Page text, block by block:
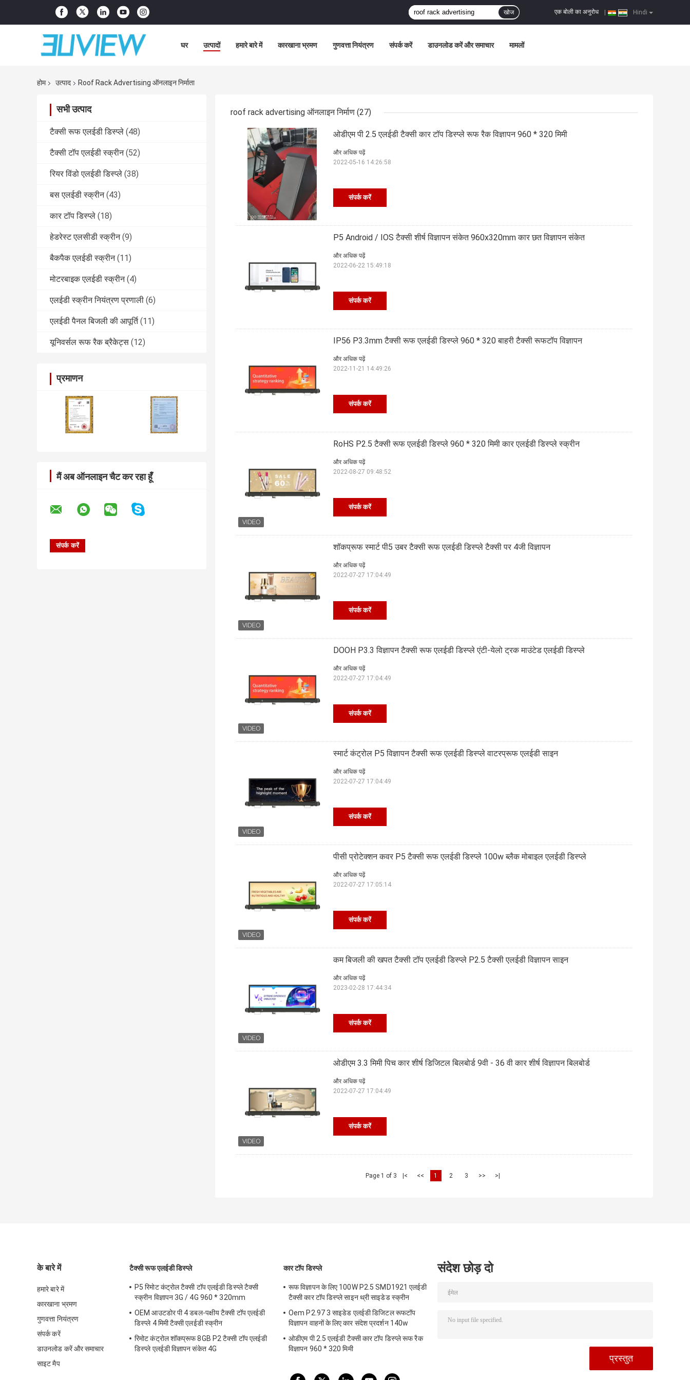
Hindi
एक बोली का अनुरोध
खोज
घर उत्पादों हमारे बारे में कारखाना भ्रमण गुणवत्ता नियंत्रण संपर्क करें डाउनलोड करें और समाचार मामलों
होम उत्पाद Roof Rack Advertising ऑनलाइन निर्माता
सभी उत्पाद
टैक्सी रूफ एलईडी डिस्प्ले (48)
टैक्सी टॉप एलईडी स्क्रीन (52)
रियर विंडो एलईडी डिस्प्ले (38)
बस एलईडी स्क्रीन (43)
कार टॉप डिस्प्ले (18)
हेडरेस्ट एलसीडी स्क्रीन (9)
बैकपैक एलईडी स्क्रीन (11)
मोटरबाइक एलईडी स्क्रीन (4)
एलईडी स्क्रीन नियंत्रण प्रणाली (6)
एलईडी पैनल बिजली की आपूर्ति (11)
यूनिवर्सल रूफ रैक ब्रैकेट्स (12)
प्रमाणन
मैं अब ऑनलाइन चैट कर रहा हूँ
roof rack advertising ऑनलाइन निर्माण (27)
ओडीएम पी 2.5 एलईडी टैक्सी कार टॉप डिस्प्ले रूफ रैक विज्ञापन 960 * 320 मिमी
संपर्क करें
और अधिक पढ़ें
2022-05-16 14:26:58
P5 Android / IOS टैक्सी शीर्ष विज्ञापन संकेत 960x320mm कार छत विज्ञापन संकेत
संपर्क करें
और अधिक पढ़ें
2022-06-22 15:49:18
IP56 P3.3mm टैक्सी रूफ एलईडी डिस्प्ले 960 * 320 बाहरी टैक्सी रूफटॉप विज्ञापन
संपर्क करें
और अधिक पढ़ें
2022-11-21 14:49:26
RoHS P2.5 टैक्सी रूफ एलईडी डिस्प्ले 960 * 320 मिमी कार एलईडी डिस्प्ले स्क्रीन
संपर्क करें
और अधिक पढ़ें
2022-08-27 09:48:52
शॉकप्रूफ स्मार्ट पी5 उबर टैक्सी रूफ एलईडी डिस्प्ले टैक्सी पर 4जी विज्ञापन
संपर्क करें
और अधिक पढ़ें
2022-07-27 17:04:49
DOOH P3.3 विज्ञापन टैक्सी रूफ एलईडी डिस्प्ले एंटी-येलो ट्रक माउंटेड एलईडी डिस्प्ले
संपर्क करें
और अधिक पढ़ें
2022-07-27 17:04:49
स्मार्ट कंट्रोल P5 विज्ञापन टैक्सी रूफ एलईडी डिस्प्ले वाटरप्रूफ एलईडी साइन
संपर्क करें
और अधिक पढ़ें
2022-07-27 17:04:49
पीसी प्रोटेक्शन कवर P5 टैक्सी रूफ एलईडी डिस्प्ले 100w ब्लैक मोबाइल एलईडी डिस्प्ले
संपर्क करें
और अधिक पढ़ें
2022-07-27 17:05:14
कम बिजली की खपत टैक्सी टॉप एलईडी डिस्प्ले P2.5 टैक्सी एलईडी विज्ञापन साइन
संपर्क करें
और अधिक पढ़ें
2023-02-28 17:44:34
ओडीएम 3.3 मिमी पिच कार शीर्ष डिजिटल बिलबोर्ड 9वी - 36 वी कार शीर्ष विज्ञापन बिलबोर्ड
संपर्क करें
और अधिक पढ़ें
2022-07-27 17:04:49
Page 1 of 3 |< << 1 2 3 >> >|
के बारे में
हमारे बारे में
कारखाना भ्रमण
गुणवत्ता नियंत्रण
संपर्क करें
डाउनलोड करें और समाचार
साइट मैप
टैक्सी रूफ एलईडी डिस्प्ले
P5 रिमोट कंट्रोल टैक्सी टॉप एलईडी डिस्प्ले टैक्सी
स्क्रीन विज्ञापन 3G / 4G 960 * 320mm
OEM आउटडोर पी 4 डबल-पक्षीय टैक्सी टॉप एलईडी
डिस्प्ले 4 मिमी टैक्सी एलईडी स्क्रीन
रिमोट कंट्रोल शॉकप्रूफ 8GB P2 टैक्सी टॉप एलईडी
डिस्प्ले एलईडी विज्ञापन संकेत 4G
कार टॉप डिस्प्ले
रूफ विज्ञापन के लिए 100W P2.5 SMD1921 एलईडी
टैक्सी कार टॉप डिस्प्ले साइन थ्री साइडेड स्क्रीन
Oem P2.97 3 साइडेड एलईडी डिजिटल रूफटॉप
विज्ञापन वाहनों के लिए कार संदेश प्रदर्शन 140w
ओडीएम पी 2.5 एलईडी टैक्सी कार टॉप डिस्प्ले रूफ रैक
विज्ञापन 960 * 320 मिमी
संदेश छोड़ दो